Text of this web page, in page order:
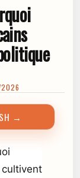
2026
→